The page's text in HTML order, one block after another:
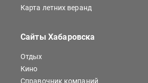
Карта летних веранд
Сайты Хабаровска
Отдых
Кино
Справочник компаний